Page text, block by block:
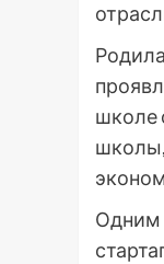
школе
школы,
Одним